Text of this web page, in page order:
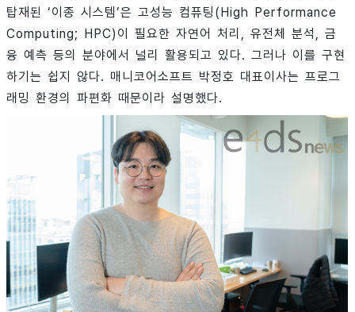
탑재된 ‘이종 시스템’은 고성능 컴퓨팅(High Performance
Computing; HPC)이 필요한 자연어 처리, 유전체 분석, 금
융 예측 등의 분야에서 널리 활용되고 있다. 그러나 이를 구현
하기는 쉽지 않다. 매니코어소프트 박정호 대표이사는 프로그
래밍 환경의 파편화 때문이라 설명했다.